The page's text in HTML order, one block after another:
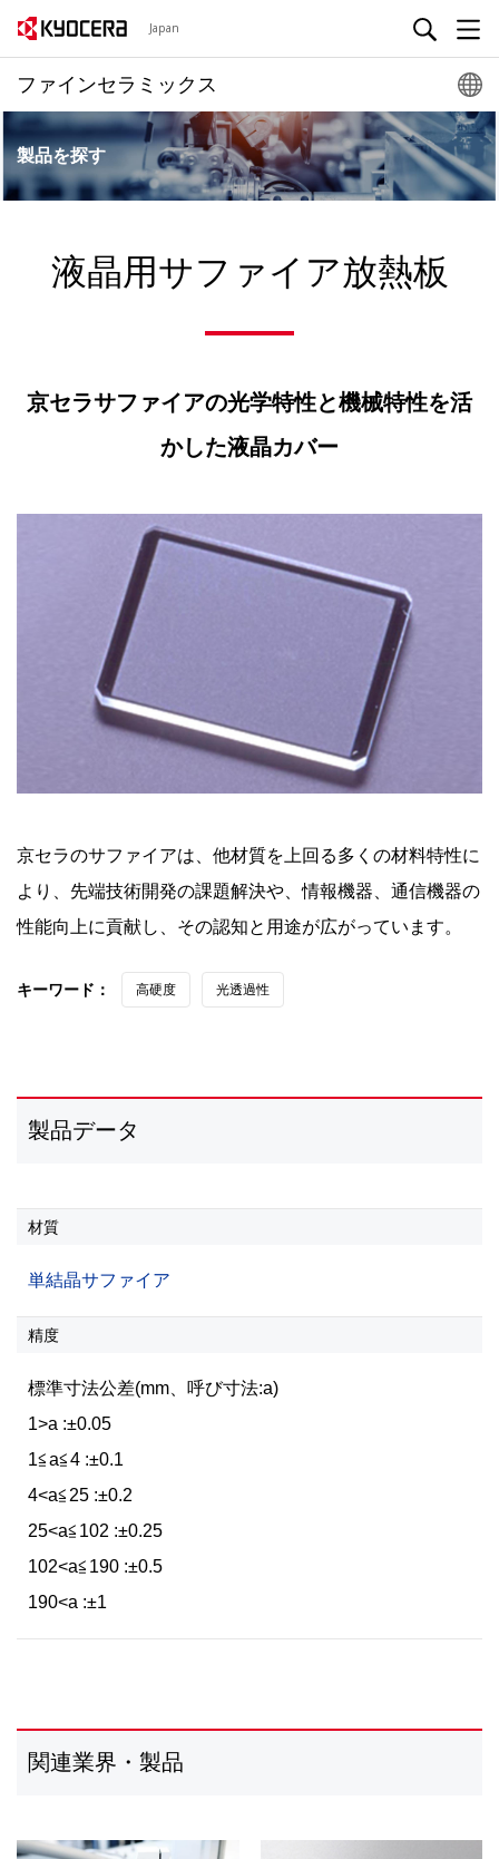
Japan
ファインセラミックス
製品を探す
液晶用サファイア放熱板
京セラサファイアの光学特性と機械特性を活
かした液晶カバー
京セラのサファイアは、他材質を上回る多くの材料特性に
より、先端技術開発の課題解決や、情報機器、通信機器の
性能向上に貢献し、その認知と用途が広がっています。
キーワード： 高硬度 光透過性
製品データ
材質
単結晶サファイア
精度
標準寸法公差(mm、呼び寸法:a)
1>a :±0.05
1≦a≦4 :±0.1
4<a≦25 :±0.2
25<a≦102 :±0.25
102<a≦190 :±0.5
190<a :±1
関連業界・製品